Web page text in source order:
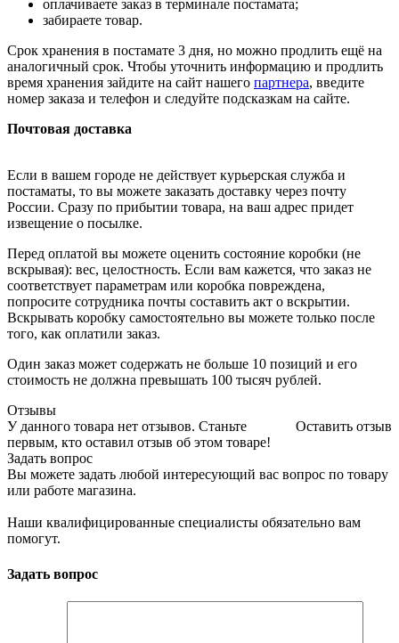
оплачиваете заказ в терминале постамата;
забираете товар.
Срок хранения в постамате 3 дня, но можно продлить ещё на
аналогичный срок. Чтобы уточнить информацию и продлить
время хранения зайдите на сайт нашего партнера, введите
номер заказа и телефон и следуйте подсказкам на сайте.
Почтовая доставка
Если в вашем городе не действует курьерская служба и
постаматы, то вы можете заказать доставку через почту
России. Сразу по прибытии товара, на ваш адрес придет
извещение о посылке.
Перед оплатой вы можете оценить состояние коробки (не
вскрывая): вес, целостность. Если вам кажется, что заказ не
соответствует параметрам или коробка повреждена,
попросите сотрудника почты составить акт о вскрытии.
Вскрывать коробку самостоятельно вы можете только после
того, как оплатили заказ.
Один заказ может содержать не больше 10 позиций и его
стоимость не должна превышать 100 тысяч рублей.
Отзывы
Оставить отзыв
У данного товара нет отзывов. Станьте
первым, кто оставил отзыв об этом товаре!
Задать вопрос
Вы можете задать любой интересующий вас вопрос по товару
или работе магазина.
Наши квалифицированные специалисты обязательно вам
помогут.
Задать вопрос